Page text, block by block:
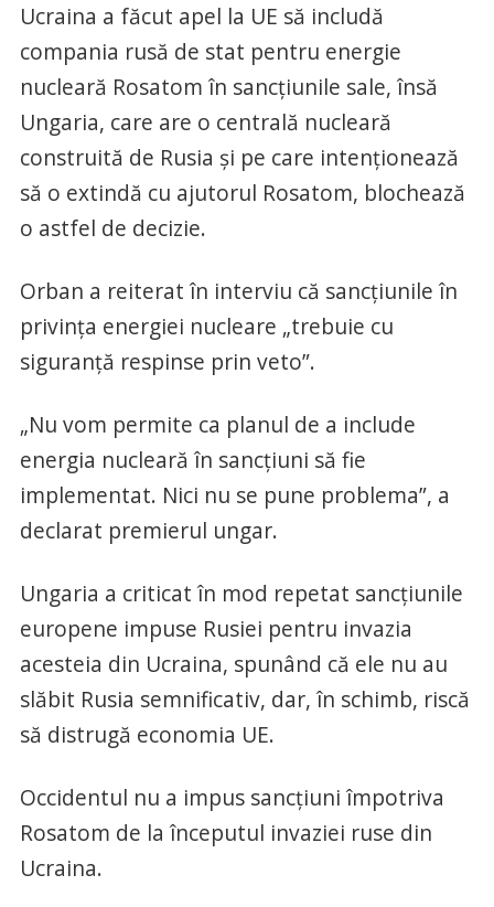
Ucraina a făcut apel la UE să includă
compania rusă de stat pentru energie
nucleară Rosatom în sancţiunile sale, însă
Ungaria, care are o centrală nucleară
construită de Rusia şi pe care intenţionează
să o extindă cu ajutorul Rosatom, blochează
o astfel de decizie.
Orban a reiterat în interviu că sancţiunile în
privinţa energiei nucleare „trebuie cu
siguranţă respinse prin veto”.
„Nu vom permite ca planul de a include
energia nucleară în sancţiuni să fie
implementat. Nici nu se pune problema”, a
declarat premierul ungar.
Ungaria a criticat în mod repetat sancţiunile
europene impuse Rusiei pentru invazia
acesteia din Ucraina, spunând că ele nu au
slăbit Rusia semnificativ, dar, în schimb, riscă
să distrugă economia UE.
Occidentul nu a impus sancţiuni împotriva
Rosatom de la începutul invaziei ruse din
Ucraina.